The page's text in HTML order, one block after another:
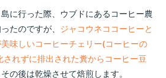
に行った際、ウブドにあるコーヒー農
たのですが、 ジャコウネココーヒーと
味しいコーヒーチェリー(コーヒーの
れずに排出された糞からコーヒー豆
その後は乾燥させて焙煎します。